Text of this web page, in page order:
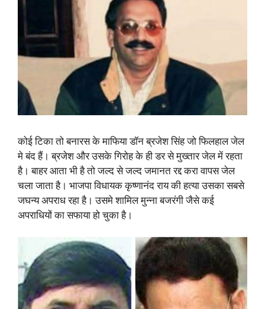
कोई टिका तो बनारस के माफिया डॉन ब्रजेश सिंह जो फिलहाल जेल
मे बंद हैं। ब्रजेश और उसके गिरोह के ही डर से मुख्तार जेल में रहता
है। बाहर आता भी है तो जल्द से जल्द जमानत रद्द करा वापस जेल
चला जाता है। भाजपा विधायक कृष्णानंद राय की हत्या उसका सबसे
जघन्य अपराध रहा है। उसमे शामिल मुन्ना बजरंगी जैसे कई
अपराधियों का सफाया हो चुका है।